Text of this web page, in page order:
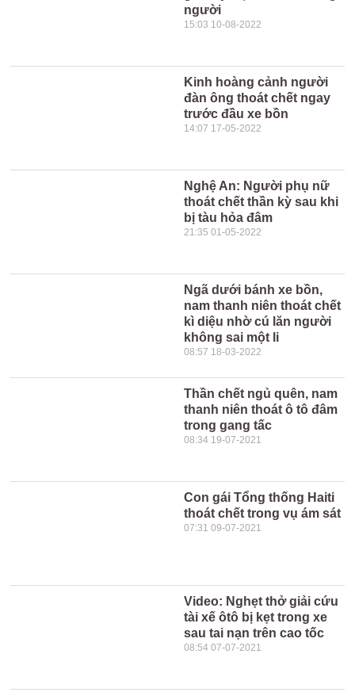
người
15:03 10-08-2022
Kinh hoàng cảnh người
đàn ông thoát chết ngay
trước đầu xe bồn
14:07 17-05-2022
Nghệ An: Người phụ nữ
thoát chết thần kỳ sau khi
bị tàu hỏa đâm
21:35 01-05-2022
Ngã dưới bánh xe bồn,
nam thanh niên thoát chết
kì diệu nhờ cú lăn người
không sai một li
08:57 18-03-2022
Thần chết ngủ quên, nam
thanh niên thoát ô tô đâm
trong gang tấc
08:34 19-07-2021
Con gái Tổng thống Haiti
thoát chết trong vụ ám sát
07:31 09-07-2021
Video: Nghẹt thở giải cứu
tài xế ôtô bị kẹt trong xe
sau tai nạn trên cao tốc
08:54 07-07-2021